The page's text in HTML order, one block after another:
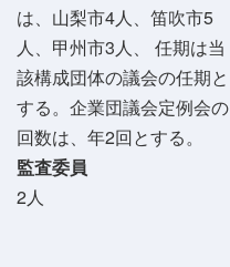
は、山梨市4人、笛吹市5
人、甲州市3人、 任期は当
該構成団体の議会の任期と
する。企業団議会定例会の
回数は、年2回とする。
監査委員
2人